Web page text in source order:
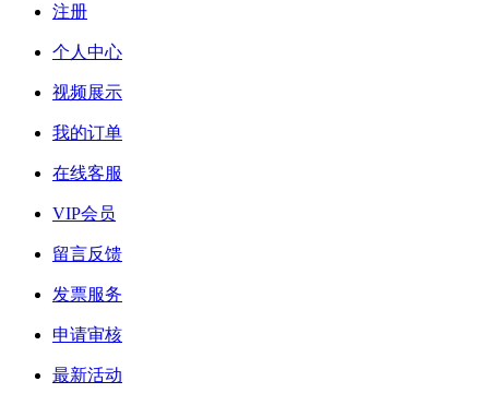
注册
个人中心
视频展示
我的订单
在线客服
VIP会员
留言反馈
发票服务
申请审核
最新活动